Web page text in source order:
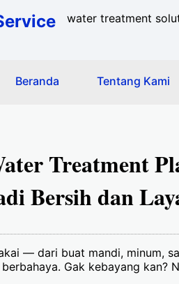
water treatment
Beranda Tentang Kami
Treatment
Bersih dan
— dari buat mandi, minum,
Gak kebayang kan?